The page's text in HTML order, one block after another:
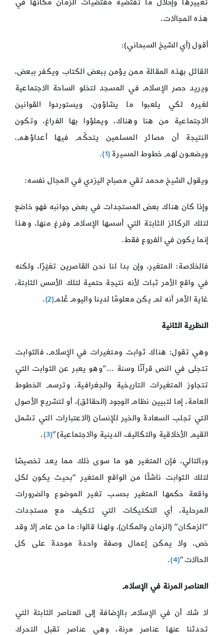
تغييرها وإحلال ما تقتضيه مقتضيات الزمان مكانها في
هذه المجالات.
أقول (أي الشيخ السبحاني):
القائل بهذه المقالة ممن يؤمن ببعض الكتاب ويكفر ببعض،
ويريد حصر الإسلام في المسجد لتخلو الساحة الاجتماعية
لغيره لكي يلعبوا ما يشاؤون، ويستوردوا القوانين
الاجتماعية من هنا وهناك، ويملؤوا بها الفراغ، وتكون
النتيجة أن مصائر المسلمين يتحكّم فيها أعداؤهم،
ويضعـون لهم خطوط المسيرة (1).
ويقول الشيخ محمد تقي مصباح اليزدي في المجال نفسه:
وإذا كان هناك بعض المستجدات في بعض جوانبه فهو خاضع
لتلك الركائز الثابتة التي أسسها الإسلام وفرغ منها، وهذا
إنما يكون في الفروع فقط.
فالخلاصة: المتغير، وإن بدا لنا نحن القاصرين تغيّرًا، ولكنه
في واقع الأمر ثبات لأنه نتيجة حتمية لتلك الأسس الثابتة،
غاية الأمر أنه لم يكن معلومًا لدينا واليوم عُلم(2)
.
النظرية الثانية
وهي تقول: هناك ثوابت ومتغيرات في الإسلام، فالثوابت
تتجلى في النص قرآنًا وسنة …”وهو يعبر عن الثوابت التي
تتجاوز المتغيرات التاريخية والجغرافية، وترسم الخطوط
العامة، إما لتبيين نظام الوجود (الحقائق)، أو لتشريع الأصول
التي تجلب السعادة والخير للإنسان (الاعتبارات التي تشمل
القيم الأخلاقية والتكاليف الدينية والاجتماعية)”(3)
.
وبالتالي، فإن المتغير هو ما سوى ذلك مما يعد تخصيصًا
لتلك الثوابت ناشئًا من الواقع المتغير “بحيث يكون لكل
واقعة حكمها المتغير بحسب تغير الموضوع والضرورات
المرحلية، أي التكتيكات التي تتكيف مع مستجدات
“الزمكان” (الزمان والمكان)، ولهذا قالوا: ما من عام إلا وقد
خص، ولا يمكن إعمال وصفة واحدة موحدة على كل
الحالات”(4)
.
العناصر المرنة في الإسلام
لا شك أن في الإسلام بالإضافة إلى العناصر الثابتة التي
تحدثنا عنها عناصر مرنة، وهي عناصر تقبل التحرك